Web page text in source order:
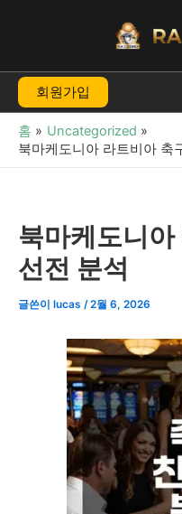
로
너
회원가입
홈
Uncategorized
북마케도니아 라트비아 축
북마케도니
선전 분석
글쓴이 lucas /2월 6, 2026